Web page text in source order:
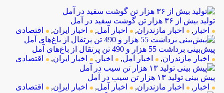
تولید بیش از ۳۶ هزار تن گوشت سفید در آمل
اخبار , اخبار مازندران, اخبار آمل, اخبار ایران, اقتصادی
پیش‌بینی برداشت 55 هزار و 490 تن پرتقال از ‌باغ‌های آمل
اخبار مازندران, اخبار آمل, اخبار , اخبار ایران, اقتصادی
پیش بینی تولید ۱۳ هزار تن سیب در آمل
اخبار , اخبار مازندران, اخبار آمل, اخبار ایران, اقتصادی